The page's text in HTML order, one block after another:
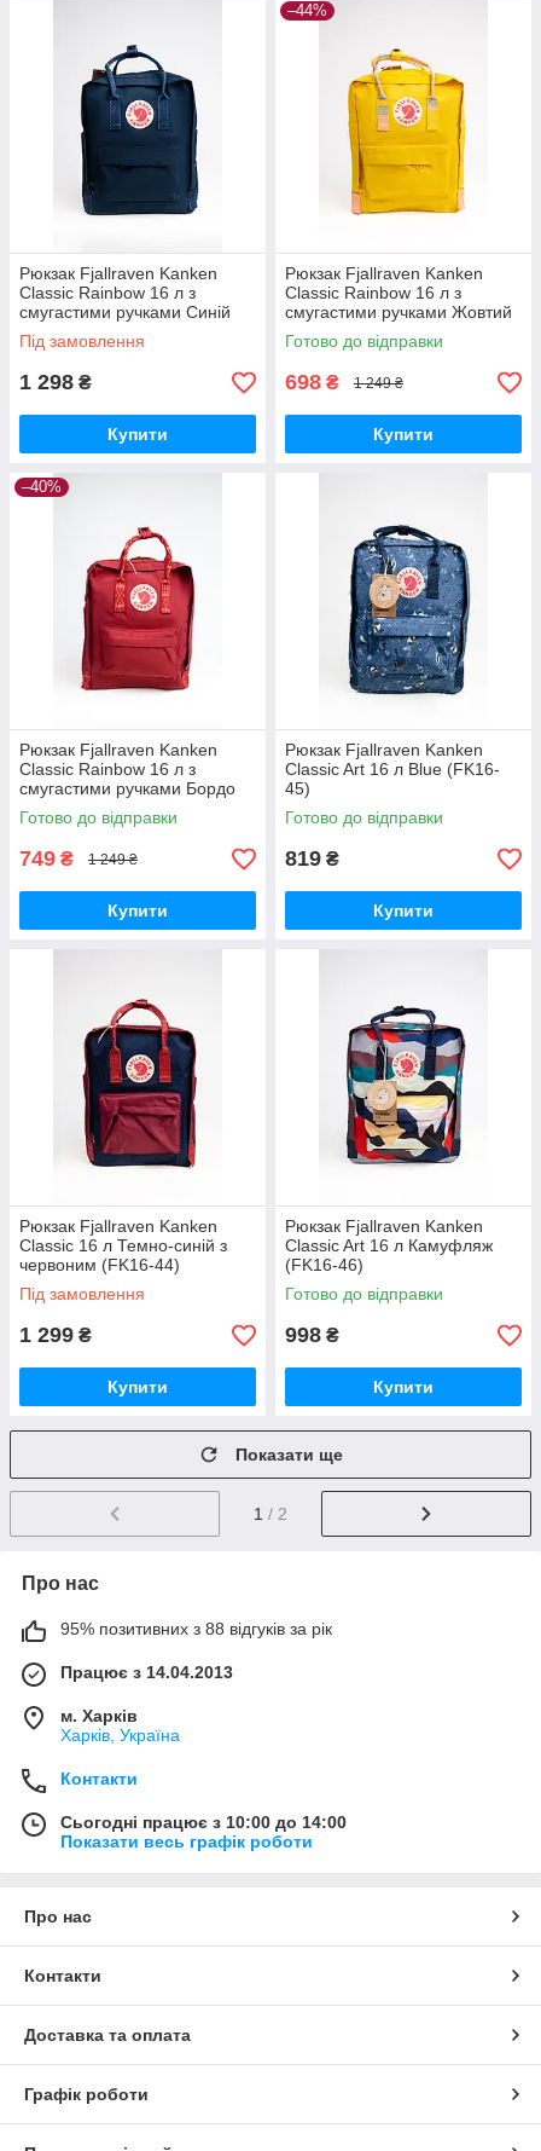
Рюкзак Fjallraven Kanken
Classic Rainbow 16 л з
смугастими ручками Синій
(FK16-41)
Під замовлення
1 298 ₴
Купити
–44%
Рюкзак Fjallraven Kanken
Classic Rainbow 16 л з
смугастими ручками Жовтий
(FK16-42)
Готово до відправки
698 ₴ 1 249 ₴
Купити
–40%
Рюкзак Fjallraven Kanken
Classic Rainbow 16 л з
смугастими ручками Бордо
(FK16-43)
Готово до відправки
749 ₴ 1 249 ₴
Купити
Рюкзак Fjallraven Kanken
Classic Art 16 л Blue (FK16-
45)
Готово до відправки
819 ₴
Купити
Рюкзак Fjallraven Kanken
Classic 16 л Темно-синій з
червоним (FK16-44)
Під замовлення
1 299 ₴
Купити
Рюкзак Fjallraven Kanken
Classic Art 16 л Камуфляж
(FK16-46)
Готово до відправки
998 ₴
Купити
Показати ще
1 / 2
Про нас
95% позитивних з 88 відгуків за рік
Працює з 14.04.2013
м. Харків
Харків, Україна
Контакти
Сьогодні працює з 10:00 до 14:00
Показати весь графік роботи
Про нас
Контакти
Доставка та оплата
Графік роботи